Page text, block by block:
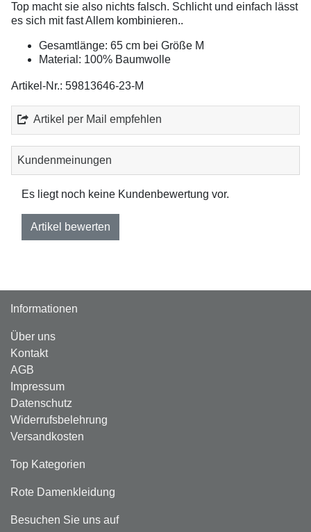
Top macht sie also nichts falsch. Schlicht und einfach lässt
es sich mit fast Allem kombinieren..
Gesamtlänge: 65 cm bei Größe M
Material: 100% Baumwolle
Artikel-Nr.: 59813646-23-M
Artikel per Mail empfehlen
Kundenmeinungen
Es liegt noch keine Kundenbewertung vor.
Artikel bewerten
Informationen
Über uns
Kontakt
AGB
Impressum
Datenschutz
Widerrufsbelehrung
Versandkosten
Top Kategorien
Rote Damenkleidung
Besuchen Sie uns auf